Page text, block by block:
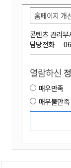
콘텐츠 관리부
담당전화
홈페이지 개
열람하신
매우만족
매우불만족